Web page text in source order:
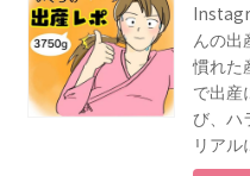
んの出
慣れた
で出産
び、ハ
リアル